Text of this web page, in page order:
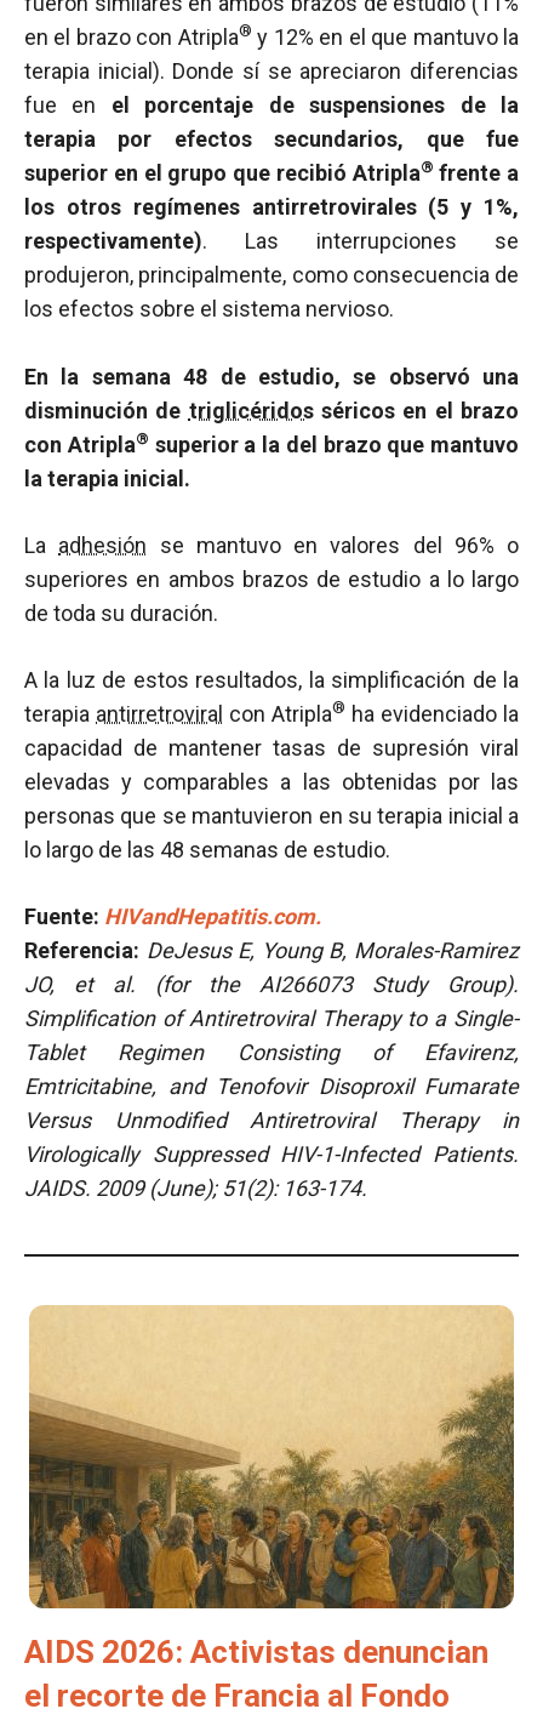
en el brazo con Atripla® y 12% en el que mantuvo la
terapia inicial). Donde sí se apreciaron diferencias
fue en el porcentaje de suspensiones de la
terapia por efectos secundarios, que fue
superior en el grupo que recibió Atripla® frente a
los otros regímenes antirretrovirales (5 y 1%,
respectivamente). Las interrupciones se
produjeron, principalmente, como consecuencia de
los efectos sobre el sistema nervioso.
En la semana 48 de estudio, se observó una
disminución de triglicéridosséricos en el brazo
con Atripla® superior a la del brazo que mantuvo
la terapia inicial.
La adhesión se mantuvo en valores del 96% o
superiores en ambos brazos de estudio a lo largo
de toda su duración.
A la luz de estos resultados, la simplificación de la
terapia antirretroviral con Atripla® ha evidenciado la
capacidad de mantener tasas de supresión viral
elevadas y comparables a las obtenidas por las
personas que se mantuvieron en su terapia inicial a
lo largo de las 48 semanas de estudio.
Fuente: HIVandHepatitis.com.
Referencia: DeJesus E, Young B, Morales-Ramirez
JO, et al. (for the AI266073 Study Group).
Simplification of Antiretroviral Therapy to a Single-
Tablet Regimen Consisting of Efavirenz,
Emtricitabine, and Tenofovir Disoproxil Fumarate
Versus Unmodified Antiretroviral Therapy in
Virologically Suppressed HIV-1-Infected Patients.
JAIDS. 2009 (June); 51(2): 163-174.
AIDS 2026: Activistas denuncian
el recorte de Francia al Fondo